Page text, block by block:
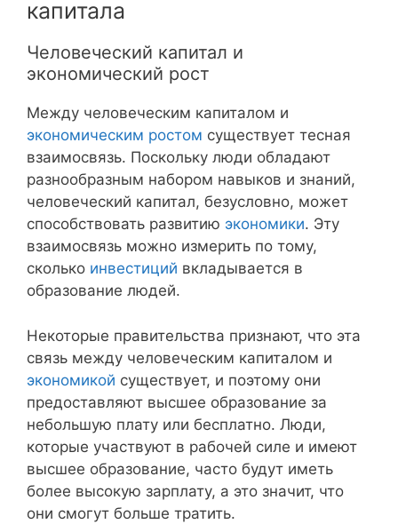
капитала
Человеческий капитал и
экономический рост
Между человеческим капиталом и
экономическим ростом существует тесная
взаимосвязь. Поскольку люди обладают
разнообразным набором навыков и знаний,
человеческий капитал, безусловно, может
способствовать развитию экономики. Эту
взаимосвязь можно измерить по тому,
сколько инвестиций вкладывается в
образование людей.
Некоторые правительства признают, что эта
связь между человеческим капиталом и
экономикой существует, и поэтому они
предоставляют высшее образование за
небольшую плату или бесплатно. Люди,
которые участвуют в рабочей силе и имеют
высшее образование, часто будут иметь
более высокую зарплату, а это значит, что
они смогут больше тратить.